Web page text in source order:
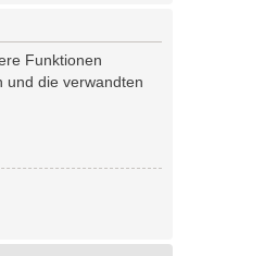
Funktionen
und die verwandten